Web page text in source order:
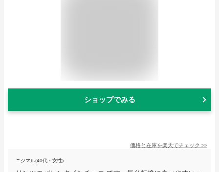
ショップでみる
価格と在庫を楽天でチェック >>
ニジマル(40代・女性)